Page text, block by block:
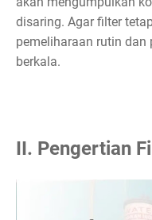
disaring. Agar filter
pemeliharaan rutin dan
berkala.
II. Pengertian